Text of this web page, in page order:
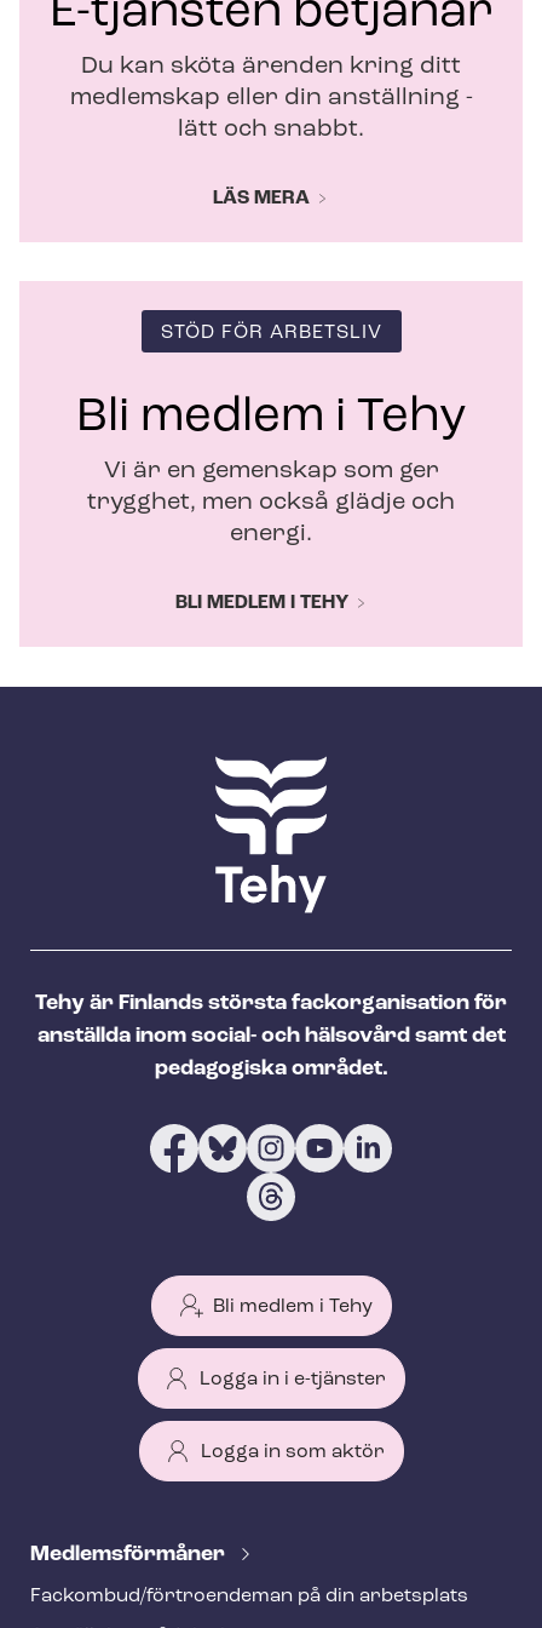
e
r
E-tjänsten betjänar
Du kan sköta ärenden kring ditt
medlemskap eller din anställning -
lätt och snabbt.
LÄS MERA
STÖD FÖR ARBETSLIV
Bli medlem i Tehy
Vi är en gemenskap som ger
trygghet, men också glädje och
energi.
BLI MEDLEM I TEHY
Tehy är Finlands största fackorganisation för
anställda inom social- och hälsovård samt det
pedagogiska området.
Bli medlem i Tehy
Logga in i e-tjänster
Logga in som aktör
e
Med­lems­för­må­ner
Fackombud/förtroendeman på din arbetsplats